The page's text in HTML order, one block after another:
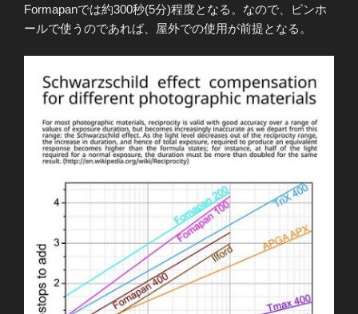
Formapanでは約300秒(5分)程度となる。なので、ピンホ
ールで使うのであれば、屋外での使用が前提となる。